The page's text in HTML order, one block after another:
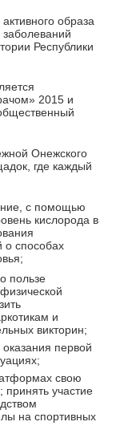
образа
Республики
2015 и
Онежского
где каждый
с помощью
кислорода в
о способах
пользе
и
викторин;
первой
свою
участие
на спортивных